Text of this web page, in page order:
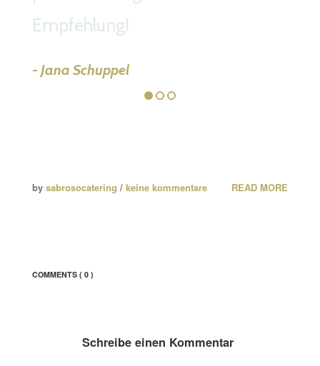
Empfehlung!
Jana Schuppel
bysabrosocatering /keine kommentare READ MORE
COMMENTS( 0 )
Schreibe einen Kommentar